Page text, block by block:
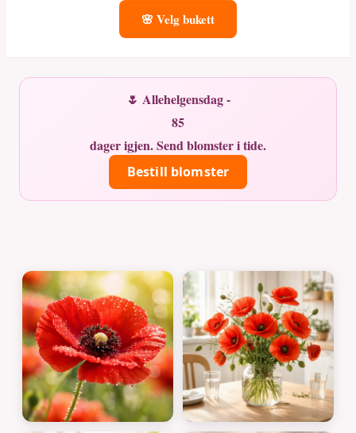
🌸 Velg bukett
🌷 Allehelgensdag -
85
dager igjen. Send blomster i tide.
Bestill blomster